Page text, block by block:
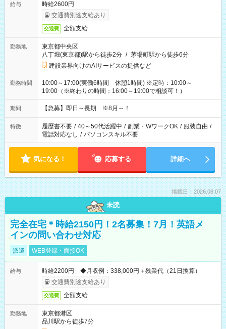
給与
時給2600円
交通費別途支給あり
交通費 全額支給
勤務地
東京都中央区
八丁堀(東京都)駅から徒歩2分 / 茅場町駅から徒歩6分
建設業界向けのAIサービスの提供など
勤務時間
10:00～17:00(実働6時間 休憩1時間) ※定時：10:00～
19:00（※終わりの時間：16:00～19:00で相談可！）
期間 【急募】即日～長期 ※8月～！
特徴 履歴書不要 / 40～50代活躍中 / 副業・WワークOK / 服装自由 /
電話対応なし / パソコンスキル不要
気になる！ 応募する 詳細へ
掲載日：2026.08.07
未読
完全在宅＊時給2150円！2名募集！7月！英語メ
インの問い合わせ対応
派遣 WEB登録・面接OK
給与
時給2200円 ◆月収例：338,000円＋残業代（21日換算）
交通費別途支給あり
交通費 全額支給
勤務地
東京都港区
品川駅から徒歩7分